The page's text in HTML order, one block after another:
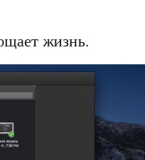
жизнь.